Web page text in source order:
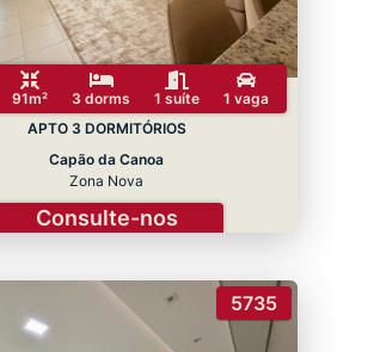
91m² 3 dorms 1 suíte
1 vaga
APTO 3 DORMITÓRIOS
Capão da Canoa
Zona Nova
Consulte-nos
5735